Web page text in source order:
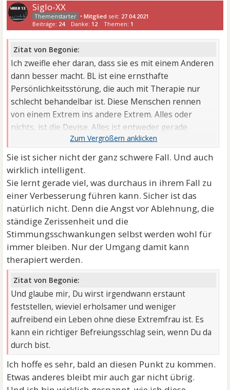
Siglo-XX
•Mitglied seit: 27.04.2021
Beiträge: 24 Danke: 12 Themen: 1
Zitat von Begonie:
Ich zweifle eher daran, dass sie es mit einem Anderen
dann besser macht. BL ist eine ernsthafte
Persönlichkeitsstörung, die auch mit Therapie nur
schlecht behandelbar ist. Diese Menschen rennen
von einem Extrem ins andere Extrem. Alles oder
nichts, ist die Devise. Alles ist entweder gerade
schwarz oder weiß und morgen vielleicht genau
anders rum, aber Zwischentöne sind nicht bekannt.
Extrem anstrengend und Energie aussaugend und
dabei oft gnadenlos.
Sie ist sicher nicht der ganz schwere Fall. Und auch
wirklich intelligent.
Sie lernt gerade viel, was durchaus in ihrem Fall zu
einer Verbesserung führen kann. Sicher ist das
natürlich nicht. Denn die Angst vor Ablehnung, die
ständige Zerissenheit und die
Stimmungsschwankungen selbst werden wohl für
immer bleiben. Nur der Umgang damit kann
therapiert werden.
Zitat von Begonie:
Und glaube mir, Du wirst irgendwann erstaunt
feststellen, wieviel erholsamer und weniger
aufreibend ein Leben ohne diese Extremfrau ist. Es
kann ein richtiger Befreiungsschlag sein, wenn Du da
durch bist.
Ich hoffe es sehr, bald an diesen Punkt zu kommen.
Etwas anderes bleibt mir auch gar nicht übrig.